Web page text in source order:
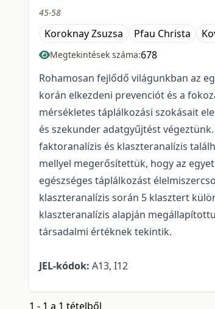
45-58
Koroknay Zsuzsa Pfau Christa
Megtekintések száma:678
Rohamosan fejlődő világunkban az
korán elkezdeni prevenciót és a
mérsékletes táplálkozási szokásait
és szekunder adatgyűjtést
faktoranalízis és klaszteranalízis
mellyel megerősítettük, hogy az
egészséges táplálkozást
klaszteranalízis során 5 klasztert
klaszteranalízis alapján
társadalmi értéknek tekintik.
JEL-kódok: A13, I12
1 - 1 a 1 tételből